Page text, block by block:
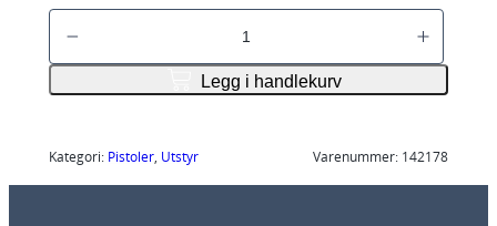
I
W
S
Legg i handlekurv
Kategori: Pistoler, Utstyr Varenummer: 142178